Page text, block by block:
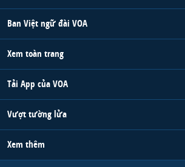
Ban Việt ngữ đài VOA
Xem toàn trang
Tải App của VOA
Vượt tường lửa
Xem thêm